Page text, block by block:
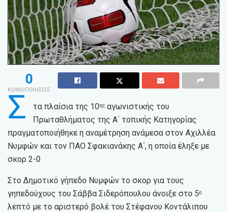
0
ΚΟΙΝΟΠΟΙΗΣΕΙΣ
Σ τα πλαίσια της 10ηςαγωνιστικής του
Πρωταθλήματος της Α΄ τοπικής Κατηγορίας
πραγματοποιήθηκε η αναμέτρηση ανάμεσα στον Αχιλλέα
Νυμφών και τον ΠΑΟ Σφακιανάκης Α΄, η οποία έληξε με
σκορ 2-0
Στο Δημοτικό γήπεδο Νυμφών το σκορ για τους
γηπεδούχους του Σάββα Σιδερόπουλου άνοιξε στο 5ο
λεπτό με το αριστερό βολέ του Στέφανου Κοντάλιπου